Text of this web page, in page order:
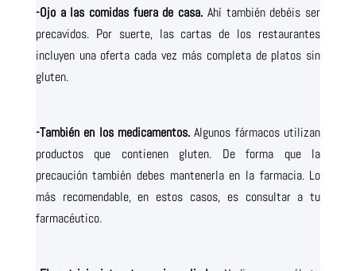
-Ojo a las comidas fuera de casa. Ahí también debéis ser
precavidos. Por suerte, las cartas de los restaurantes
incluyen una oferta cada vez más completa de platos sin
gluten.
-También en los medicamentos. Algunos fármacos utilizan
productos que contienen gluten. De forma que la
precaución también debes mantenerla en la farmacia. Lo
más recomendable, en estos casos, es consultar a tu
farmacéutico.